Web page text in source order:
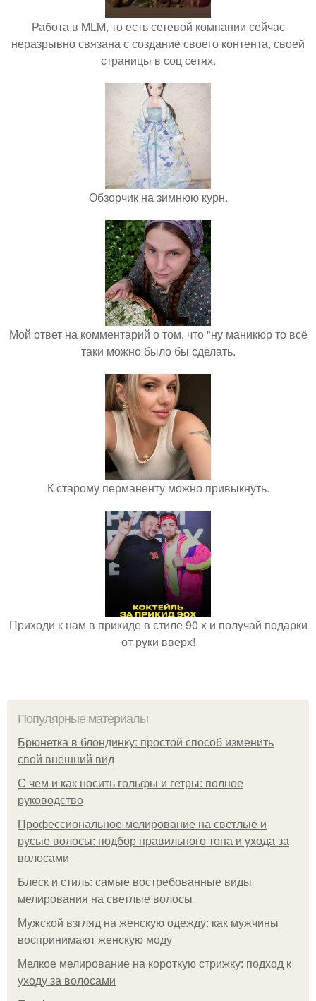
Работа в MLM, то есть сетевой компании сейчас
неразрывно связана с создание своего контента, своей
страницы в соц сетях.
Обзорчик на зимнюю курн.
Мой ответ на комментарий о том, что "ну маникюр то всё
таки можно было бы сделать.
К старому перманенту можно привыкнуть.
Приходи к нам в прикиде в стиле 90 х и получай подарки
от руки вверх!
Популярные материалы
Брюнетка в блондинку: простой способ изменить
свой внешний вид
С чем и как носить гольфы и гетры: полное
руководство
Профессиональное мелирование на светлые и
русые волосы: подбор правильного тона и ухода за
волосами
Блеск и стиль: самые востребованные виды
мелирования на светлые волосы
Мужской взгляд на женскую одежду: как мужчины
воспринимают женскую моду
Мелкое мелирование на короткую стрижку: подход к
уходу за волосами